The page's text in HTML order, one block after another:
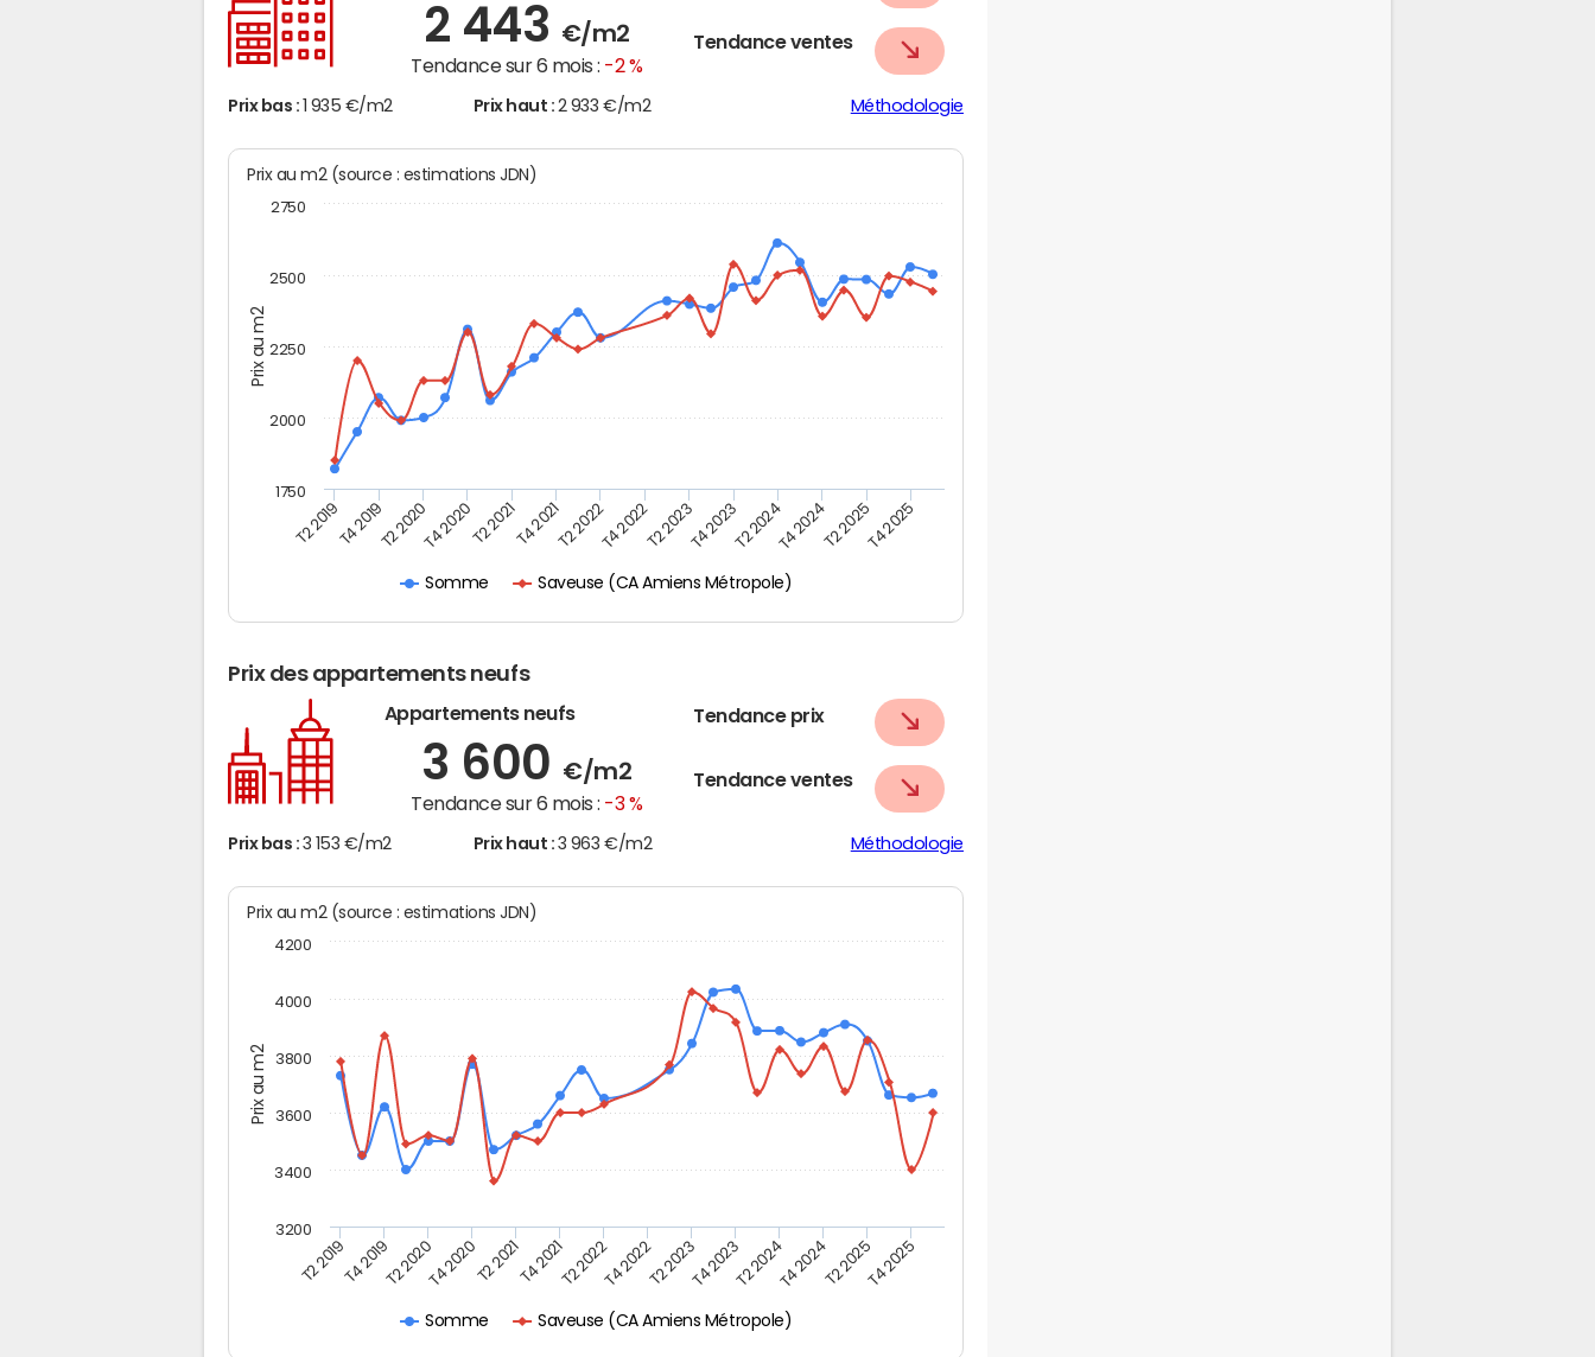
2 443 €/m2
Tendance sur 6 mois : -2 %
Tendance ventes
Prix bas : 1 935 €/m2 Prix haut : 2 933 €/m2 Méthodologie
Prix au m2
Prix au m2 (source : estimations JDN)
Somme Saveuse (CA Amiens Métropole)
T2 2019T4 2019T2 2020T4 2020T2 2021T4 2021T2 2022T4 2022T2 2023T4 2023T2 2024T4 2024T2 2025T4 2025
1750
2000
2250
2500
2750
Prix des appartements neufs
Appartements neufs
3 600 €/m2
Tendance sur 6 mois : -3 %
Tendance prix
Tendance ventes
Prix bas : 3 153 €/m2 Prix haut : 3 963 €/m2 Méthodologie
Prix au m2
Prix au m2 (source : estimations JDN)
Somme Saveuse (CA Amiens Métropole)
T2 2019T4 2019T2 2020T4 2020T2 2021T4 2021T2 2022T4 2022T2 2023T4 2023T2 2024T4 2024T2 2025T4 2025
3200
3400
3600
3800
4000
4200